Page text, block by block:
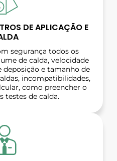
DE APLICAÇÃO E
segurança todos os
de calda, velocidade
deposição e tamanho de
incompatibilidades,
como preencher o
testes de calda.